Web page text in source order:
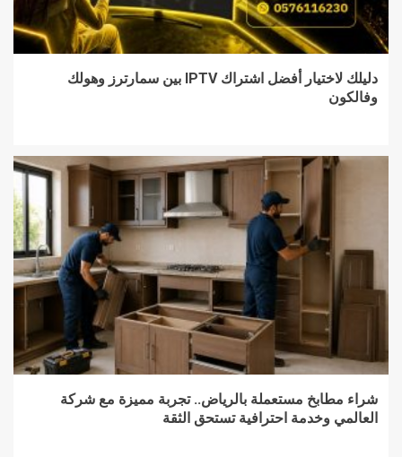
دليلك لاختيار أفضل اشتراك IPTV بين سمارترز وهولك
وفالكون
شراء مطابخ مستعملة بالرياض.. تجربة مميزة مع شركة
العالمي وخدمة احترافية تستحق الثقة